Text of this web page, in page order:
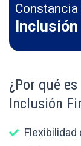
¿Por qué
Inclusión
Flexibilidad